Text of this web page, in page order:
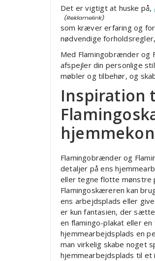
Det er vigtigt at huske på,
som kræver erfaring og
nødvendige
Med Flamingobrænder og
afspejler din personlige
møbler og tilbehør, og
Inspiration
Flamingobrænder og
detaljer på ens
eller tegne flotte mønstre
Flamingoskæreren kan
ens arbejdsplads eller
er kun fantasien, der
en flamingo-plakat eller
hjemmearbejdsplads en
man virkelig skabe noget
hjemmearbejdsplads til